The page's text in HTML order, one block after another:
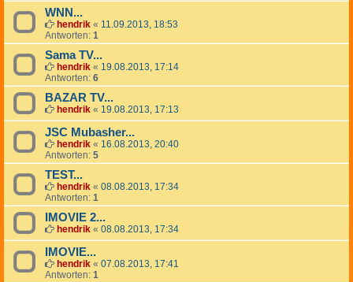
WNN...
hendrik « 11.09.2013, 18:53
Antworten: 1
Sama TV...
hendrik « 19.08.2013, 17:14
Antworten: 6
BAZAR TV...
hendrik « 19.08.2013, 17:13
JSC Mubasher...
hendrik « 16.08.2013, 20:40
Antworten: 5
TEST...
hendrik « 08.08.2013, 17:34
Antworten: 1
IMOVIE 2...
hendrik « 08.08.2013, 17:34
IMOVIE...
hendrik « 07.08.2013, 17:41
Antworten: 1